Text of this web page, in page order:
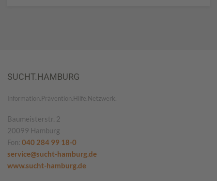
SUCHT.HAMBURG
Information.Prävention.Hilfe.Netzwerk.
Baumeisterstr. 2
20099 Hamburg
Fon: 040 284 99 18-0
service@sucht-hamburg.de
www.sucht-hamburg.de